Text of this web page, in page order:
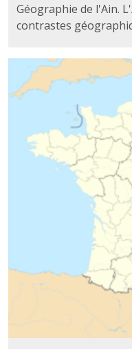
Géographie de l'Ain.
contrastes